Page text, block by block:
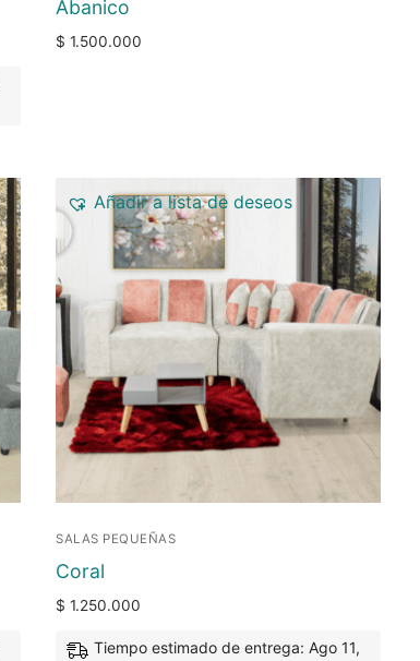
Abanico
$ 1.500.000
Añadir a lista de deseos
SALAS PEQUEÑAS
Coral
$ 1.250.000
Tiempo estimado de entrega: Ago 11,